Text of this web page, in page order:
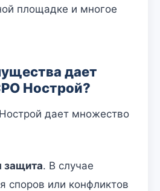
площадке и многое
дает
Нострой?
дает множество
защита. В случае
споров или конфликтов